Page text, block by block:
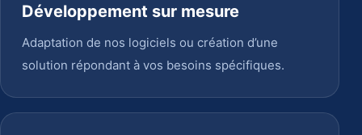
Développement sur mesure
Adaptation de nos logiciels ou création d’une
solution répondant à vos besoins spécifiques.